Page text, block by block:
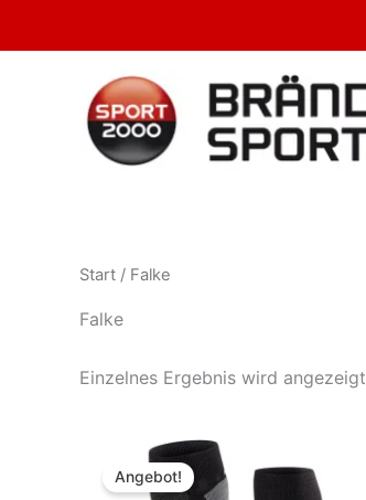
Start / Falke
Falke
Einzelnes Ergebnis wird angezeigt
Angebot!